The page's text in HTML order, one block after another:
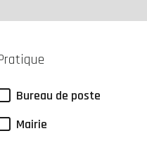
Bureau de poste
Mairie